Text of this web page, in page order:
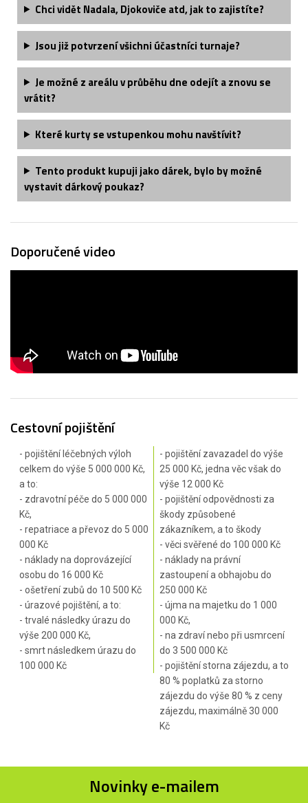
Chci vidět Nadala, Djokoviče atd, jak to zajistíte?
Jsou již potvrzení všichni účastníci turnaje?
Je možné z areálu v průběhu dne odejít a znovu se
vrátit?
Které kurty se vstupenkou mohu navštívit?
Tento produkt kupuji jako dárek, bylo by možné
vystavit dárkový poukaz?
Doporučené video
Cestovní pojištění
- pojištění léčebných výloh
celkem do výše 5 000 000 Kč,
a to:
- zdravotní péče do 5 000 000
Kč,
- repatriace a převoz do 5 000
000 Kč
- náklady na doprovázející
osobu do 16 000 Kč
- ošetření zubů do 10 500 Kč
- úrazové pojištění, a to:
- trvalé následky úrazu do
výše 200 000 Kč,
- smrt následkem úrazu do
100 000 Kč
- pojištění zavazadel do výše
25 000 Kč, jedna věc však do
výše 12 000 Kč
- pojištění odpovědnosti za
škody způsobené
zákazníkem, a to škody
- věci svěřené do 100 000 Kč
- náklady na právní
zastoupení a obhajobu do
250 000 Kč
- újma na majetku do 1 000
000 Kč,
- na zdraví nebo při usmrcení
do 3 500 000 Kč
- pojištění storna zájezdu, a to
80 % poplatků za storno
zájezdu do výše 80 % z ceny
zájezdu, maximálně 30 000
Kč
Novinky e-mailem